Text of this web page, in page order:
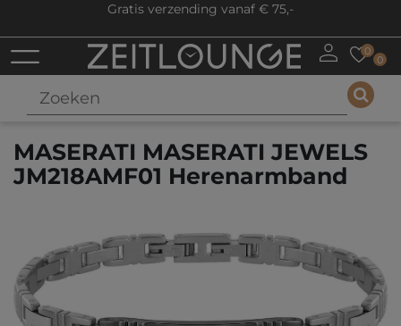
Gratis verzending vanaf € 75,-
0
0
MASERATI MASERATI JEWELS
JM218AMF01 Herenarmband